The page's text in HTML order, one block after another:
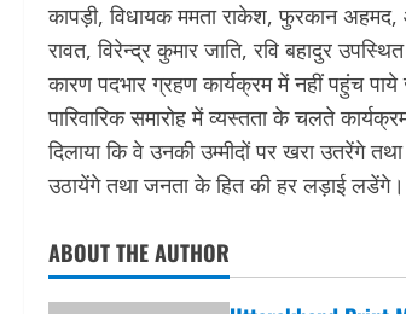
कापड़ी, विधायक ममता राकेश, फुरकान अहमद,
रावत, विरेन्द्र कुमार जाति, रवि बहादुर
कारण पदभार ग्रहण कार्यक्रम में नहीं पहुंच
पारिवारिक समारोह में व्यस्तता के चलते
दिलाया कि वे उनकी उम्मीदों पर खरा उतरेंगे
उठायेंगे तथा जनता के हित की हर लड़ाई लडेंगे।
ABOUT THE AUTHOR